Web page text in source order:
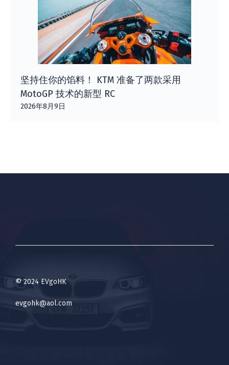
坚持住你的馅料！ KTM 准备了两款采用
MotoGP 技术的新型 RC
2026年8月9日
© 2024 EVgoHK
evgohk@aol.com